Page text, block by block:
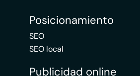
Posicionamiento
SEO
SEO local
Publicidad online